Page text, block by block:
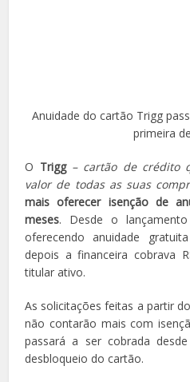
Anuidade do cartão Trigg
primeira
O Trigg – cartão de crédito
valor de todas as suas
mais oferecer isenção de
meses. Desde o
oferecendo anuidade
depois a financeira cobrava
titular ativo.
As solicitações feitas a partir
não contarão mais com
passará a ser cobrada
desbloqueio do cartão.